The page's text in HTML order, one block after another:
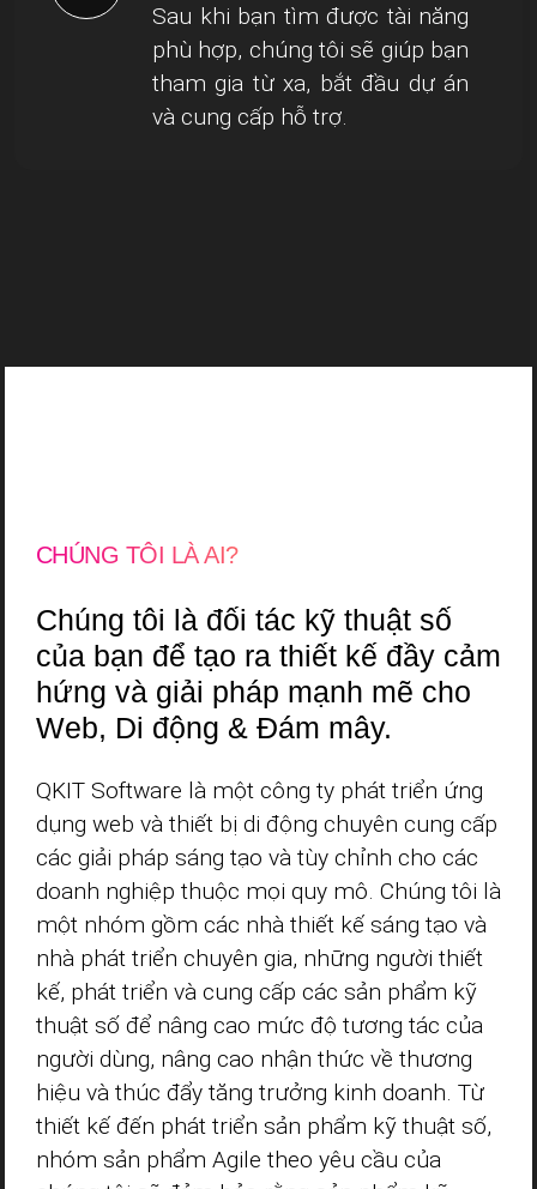
Sau khi bạn tìm được tài năng
phù hợp, chúng tôi sẽ giúp bạn
tham gia từ xa, bắt đầu dự án
và cung cấp hỗ trợ.
CHÚNG TÔI LÀ AI?
Chúng tôi là đối tác kỹ thuật số
của bạn để tạo ra thiết kế đầy cảm
hứng và giải pháp mạnh mẽ cho
Web, Di động & Đám mây.
QKIT Software là một công ty phát triển ứng
dụng web và thiết bị di động chuyên cung cấp
các giải pháp sáng tạo và tùy chỉnh cho các
doanh nghiệp thuộc mọi quy mô. Chúng tôi là
một nhóm gồm các nhà thiết kế sáng tạo và
nhà phát triển chuyên gia, những người thiết
kế, phát triển và cung cấp các sản phẩm kỹ
thuật số để nâng cao mức độ tương tác của
người dùng, nâng cao nhận thức về thương
hiệu và thúc đẩy tăng trưởng kinh doanh. Từ
thiết kế đến phát triển sản phẩm kỹ thuật số,
nhóm sản phẩm Agile theo yêu cầu của